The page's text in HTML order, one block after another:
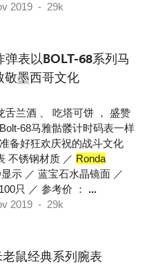
2019 - 29k
弹表以BOLT-68系列马
敬墨西哥文化
舌兰酒 、 吃塔可饼 ， 盛赞
68马雅骷髅计时码表一样
备好狂欢庆祝的战斗文化
不锈钢材质 ／ Ronda
示 ／ 蓝宝石水晶镜面 ／
只 ／ 参考价 ： ...
2019 - 29k
鼠经典系列腕表